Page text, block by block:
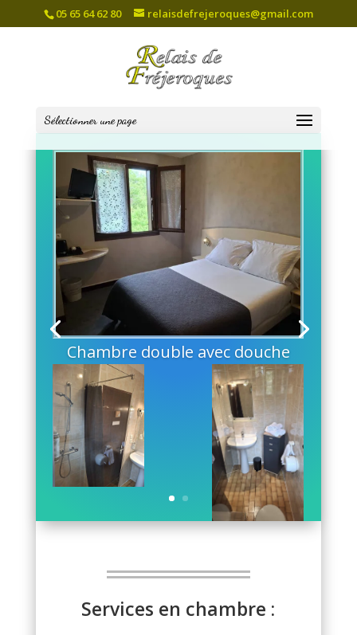
05 65 64 62 80 relaisdefrejeroques@gmail.com
Sélectionner une page
Chambre double avec douche
Services en chambre :